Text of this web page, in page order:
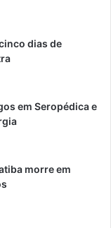
dias de
em Seropédica e
morre em